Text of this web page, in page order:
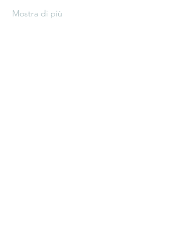
Mostra di più